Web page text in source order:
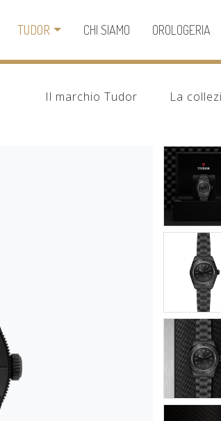
TUDOR CHI SIAMO OROLOGERIA
Il marchio Tudor La